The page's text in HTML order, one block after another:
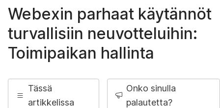
Webexin parhaat käytännöt
turvallisiin neuvotteluihin:
Toimipaikan hallinta
Tässä
artikkelissa
Onko sinulla
palautetta?